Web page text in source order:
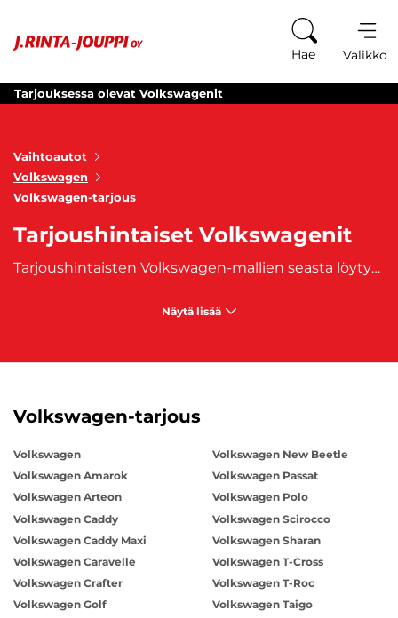
Hae Valikko
Tarjouksessa olevat Volkswagenit
Vaihtoautot
Volkswagen
Volkswagen-tarjous
Tarjoushintaiset Volkswagenit
Tarjoushintaisten Volkswagen-mallien seasta löytyy runsaasti vaihtoehtoja, jotka tarjoavat huippuluokan suorituskykyä ja tyylikkyyttä edulliseen hintaan. Nyt sinulla on loistava tilaisuus hankkia laadukas auto
Näytä lisää
Volkswagen-tarjous
Volkswagen
Volkswagen Amarok
Volkswagen Arteon
Volkswagen Caddy
Volkswagen Caddy Maxi
Volkswagen Caravelle
Volkswagen Crafter
Volkswagen Golf
Volkswagen New Beetle
Volkswagen Passat
Volkswagen Polo
Volkswagen Scirocco
Volkswagen Sharan
Volkswagen T-Cross
Volkswagen T-Roc
Volkswagen Taigo